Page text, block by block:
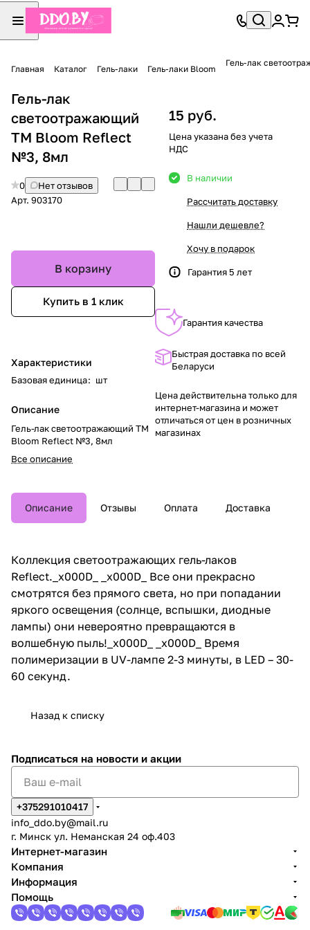
Главная Каталог Гель-лаки Гель-лаки Bloom
Гель-лак
Гель-лак
светоотражающий
TM Bloom Reflect
№3, 8мл
0
Нет отзывов
Арт. 903170
В корзину
Купить в 1 клик
Характеристики
Базовая единица: шт
Описание
Гель-лак светоотражающий TM
Bloom Reflect №3, 8мл
Все описание
15 руб.
Цена указана без учета
НДС
В наличии
Рассчитать доставку
Нашли дешевле?
Хочу в подарок
Гарантия 5 лет
Гарантия качества
Быстрая доставка по всей
Беларуси
Цена действительна только для
интернет-магазина и может
отличаться от цен в розничных
магазинах
Описание Отзывы Оплата Доставка
Коллекция светоотражающих гель-лаков
Reflect._x000D_ _x000D_ Все они прекрасно
смотрятся без прямого света, но при попадании
яркого освещения (солнце, вспышки, диодные
лампы) они невероятно превращаются в
волшебную пыль!_x000D_ _x000D_ Время
полимеризации в UV-лампе 2-3 минуты, в LED – 30-
60 секунд.
Назад к списку
Подписаться на новости и акции
+375291010417
info_ddo.by@mail.ru
г. Минск ул. Неманская 24 оф.403
Интернет-магазин
Компания
Информация
Помощь